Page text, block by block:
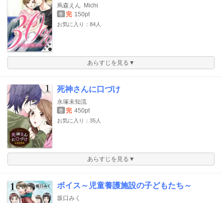
蔦森えん Michi
巻 完 150pt
お気に入り：84人
あらすじを見る▼
死神さんに口づけ
永塚未知流
巻 完 450pt
お気に入り：35人
あらすじを見る▼
ボイス～児童養護施設の子どもたち～
坂口みく